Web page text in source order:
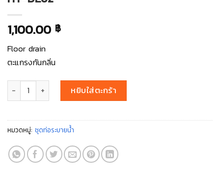
1,100.00 ฿
Floor drain
ตะแกรงกันกลิ่น
จำนวน HY-DL62 ชิ้นหยิบใส่ตะกร้า
หมวดหมู่: ชุดท่อระบายน้ำ